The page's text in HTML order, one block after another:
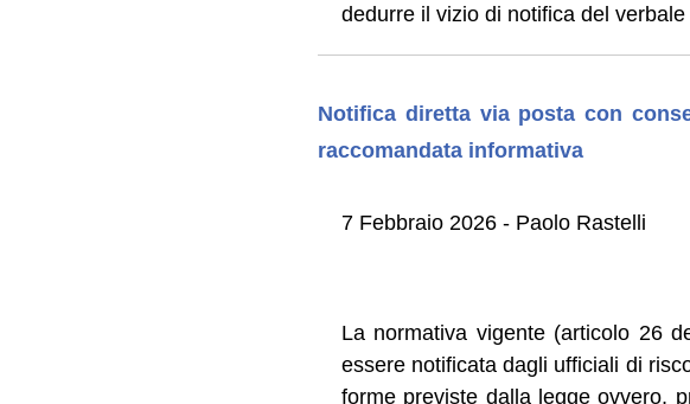
dedurre il vizio di notifica del
Notifica diretta via posta con
raccomandata informativa
7 Febbraio 2026 - Paolo Rastelli
La normativa vigente (articolo 26
essere notificata dagli ufficiali di
forme previste dalla legge ovvero,